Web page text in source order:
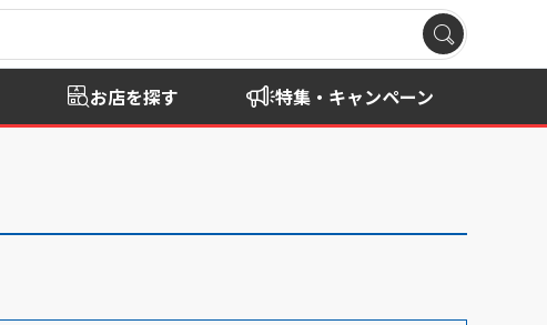
お店を探す 特集・キャンペーン